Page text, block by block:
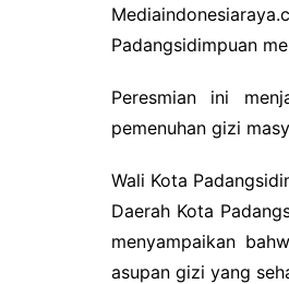
c
e
b
o
o
k
k
e
dI
n
p
Padangsidimpuan
Peresmian ini
pemenuhan gizi
Wali Kota
Daerah Kota
menyampaikan
asupan gizi yang